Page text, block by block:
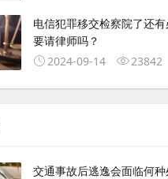
电信犯罪移交检察院了还
要请律师吗？
2024-09-14
23842
交通事故后逃逸会面临何种